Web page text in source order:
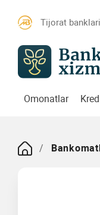
Tijorat
Omonatlar